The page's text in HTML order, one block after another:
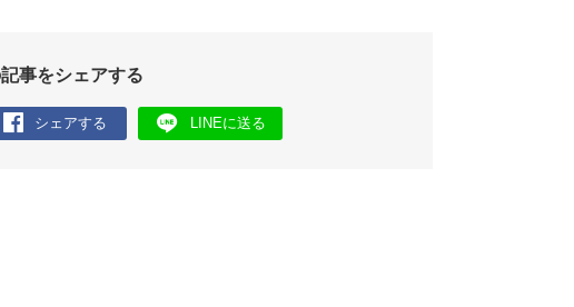
事をシェアする
シェアする LINEに送る